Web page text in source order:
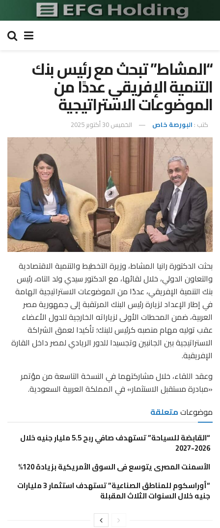
“المشاط” تبحث مع رئيس بنك
التنمية الإفريقي عددًا من
الموضوعات الاستراتيجية
كتب : البورصة خاص الخميس 30 أكتوبر 2025
بحثت الدكتورة رانيا المشاط، وزيرة التخطيط والتنمية الاقتصادية
والتعاون الدولي، خلال لقائها، مع الدكتور سيدي ولد التاه، رئيس
بنك التنمية الإفريقي، عددًا من الموضوعات الاستراتيجية الهامة
في إطار الإعداد لزيارة رئيس البنك المرتقبة إلى جمهورية مصر
العربية، ضمن المحطات الأولى لزياراته الخارجية للدول الأعضاء
عقب توليه مهام منصبه كرئيس للبنك؛ تأكيدا لعمق الشراكة
الاستراتيجية بين الجانبين وتجسيدا للدور الريادي لمصر داخل القارة
الإفريقية.
وعقد اللقاء، خلال مشاركتهما في النسخة التاسعة من مؤتمر
«مبادرة مستقبل الاستثمار» في المملكة العربية السعودية.
موضوعاتمتعلقة
“القابضة للسياحة” تستهدف صافي ربح 5.5 مليار جنيه خلال
2026-2027
الأسمنت المصرى يتوسع فى السوق الأمريكية بزيادة 120%
“أوراسكوم للمناطق الصناعية” تستهدف استثمار 3 مليارات
جنيه خلال السنوات الثلاث المقبلة